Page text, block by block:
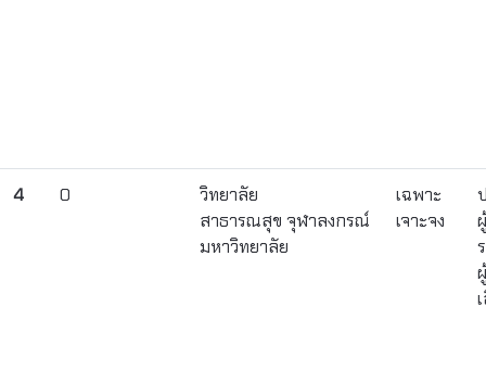
4 0
วิทยาลัย
สาธารณสุข จุฬาลงกรณ์
มหาวิทยาลัย
เฉพาะ
เจาะจง